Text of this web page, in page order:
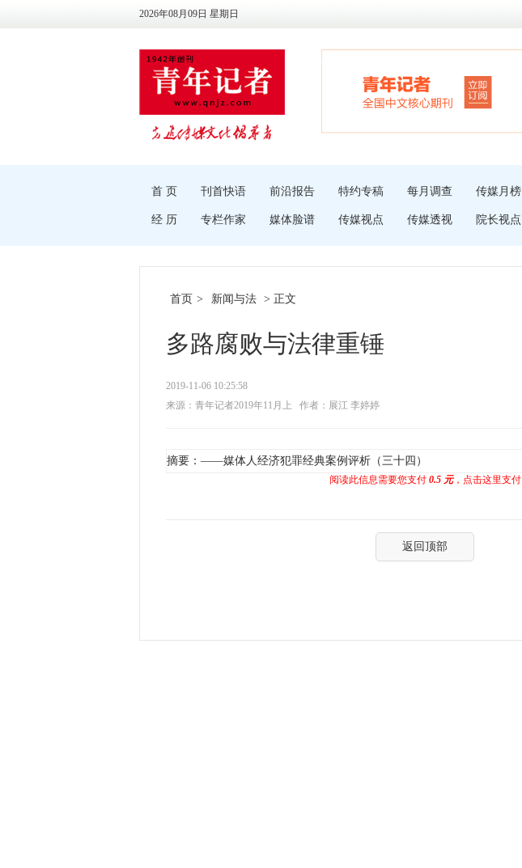
2026年08月09日 星期日
首 页 刊首快语 前沿报告 特约专稿 每月调查 传媒月榜
经 历 专栏作家 媒体脸谱 传媒视点 传媒透视 院长视点
首页 > 新闻与法 > 正文
多路腐败与法律重锤
2019-11-06 10:25:58
来源：青年记者2019年11月上
作者：展江 李婷婷
摘要：——媒体人经济犯罪经典案例评析（三十四）
阅读此信息需要您支付 0.5 元，点击这里支付
返回顶部